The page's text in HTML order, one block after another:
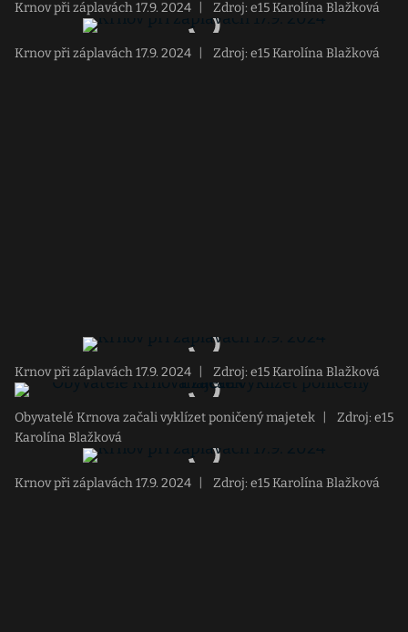
Krnov při záplavách 17.9. 2024 Zdroj: e15 Karolína Blažková
Krnov při záplavách 17.9. 2024 Zdroj: e15 Karolína Blažková
Krnov při záplavách 17.9. 2024 Zdroj: e15 Karolína Blažková
Obyvatelé Krnova začali vyklízet poničený majetek
Zdroj: e15
Karolína Blažková
Krnov při záplavách 17.9. 2024 Zdroj: e15 Karolína Blažková